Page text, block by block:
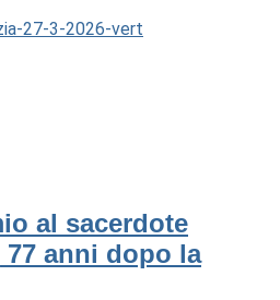
al sacerdote
anni dopo la